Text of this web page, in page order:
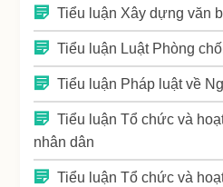
Tiểu luận Xây dựng văn
Tiểu luận Luật Phòng
Tiểu luận Pháp luật về
Tiểu luận Tổ chức và
nhân dân
Tiểu luận Tổ chức và